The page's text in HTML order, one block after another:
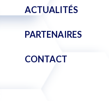
ACTUALITÉS
PARTENAIRES
CONTACT